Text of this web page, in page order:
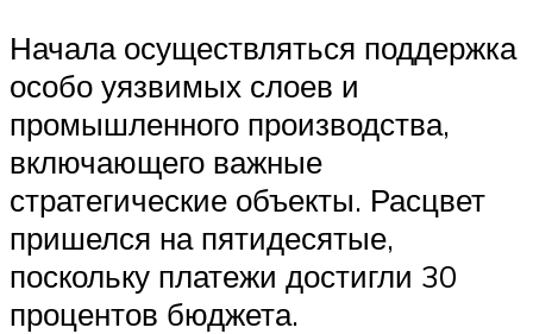
Начала осуществляться поддержка
особо уязвимых слоев и
промышленного производства,
включающего важные
стратегические объекты. Расцвет
пришелся на пятидесятые,
поскольку платежи достигли 30
процентов бюджета.